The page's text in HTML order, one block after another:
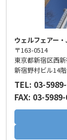
ウェルフェアー
〒163-0514
東京都新宿区西
新宿野村ビル14階
TEL: 03-
FAX: 03-